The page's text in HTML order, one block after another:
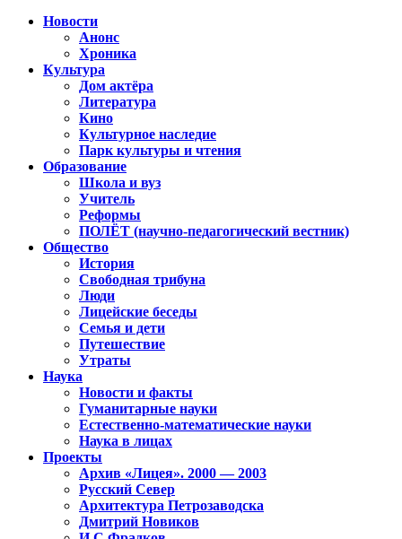
Новости
Анонс
Хроника
Культура
Дом актёра
Литература
Кино
Культурное наследие
Парк культуры и чтения
Образование
Школа и вуз
Учитель
Реформы
ПОЛЁТ (научно-педагогический вестник)
Общество
История
Свободная трибуна
Люди
Лицейские беседы
Семья и дети
Путешествие
Утраты
Наука
Новости и факты
Гуманитарные науки
Естественно-математические науки
Наука в лицах
Проекты
Архив «Лицея». 2000 — 2003
Русский Север
Архитектура Петрозаводска
Дмитрий Новиков